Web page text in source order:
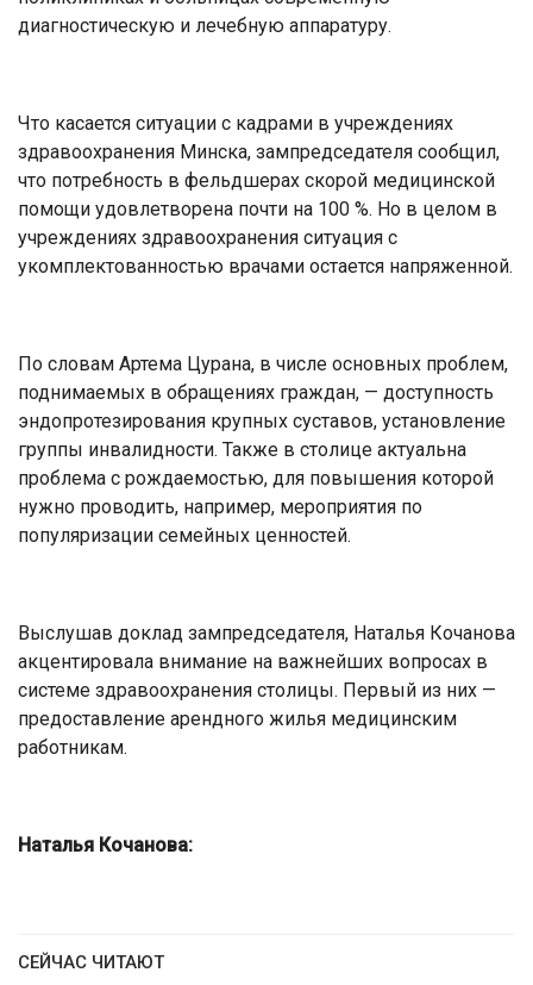
диагностическую и лечебную аппаратуру.
Что касается ситуации с кадрами в учреждениях
здравоохранения Минска, зампредседателя сообщил,
что потребность в фельдшерах скорой медицинской
помощи удовлетворена почти на 100 %. Но в целом в
учреждениях здравоохранения ситуация с
укомплектованностью врачами остается напряженной.
По словам Артема Цурана, в числе основных проблем,
поднимаемых в обращениях граждан, — доступность
эндопротезирования крупных суставов, установление
группы инвалидности. Также в столице актуальна
проблема с рождаемостью, для повышения которой
нужно проводить, например, мероприятия по
популяризации семейных ценностей.
Выслушав доклад зампредседателя, Наталья Кочанова
акцентировала внимание на важнейших вопросах в
системе здравоохранения столицы. Первый из них —
предоставление арендного жилья медицинским
работникам.
Наталья Кочанова:
СЕЙЧАС ЧИТАЮТ